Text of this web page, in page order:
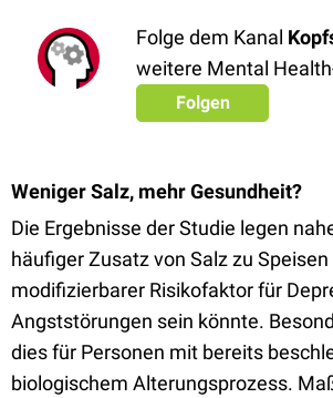
Folge dem Kanal
weitere Mental
Folgen
Weniger Salz, mehr Gesundheit?
Die Ergebnisse der Studie legen
häufiger Zusatz von Salz zu Speisen
modifizierbarer Risikofaktor für
Angststörungen sein könnte.
dies für Personen mit bereits
biologischem Alterungsprozess.